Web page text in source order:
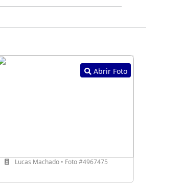
Abrir Foto
Lucas Machado • Foto #4967475